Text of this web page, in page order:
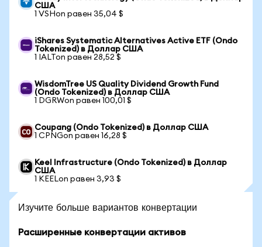
США
1 VSHon равен 35,04 $
iShares Systematic Alternatives Active ETF (Ondo
Tokenized) в Доллар США
1 IALTon равен 28,52 $
WisdomTree US Quality Dividend Growth Fund
(Ondo Tokenized) в Доллар США
1 DGRWon равен 100,01 $
Coupang (Ondo Tokenized) в Доллар США
1 CPNGon равен 16,28 $
Keel Infrastructure (Ondo Tokenized) в Доллар
США
1 KEELon равен 3,93 $
Изучите больше вариантов конвертации
Расширенные конвертации активов